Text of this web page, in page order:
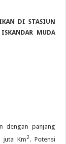
DI STASIUN
MUDA
dengan panjang
juta Km2. Potensi